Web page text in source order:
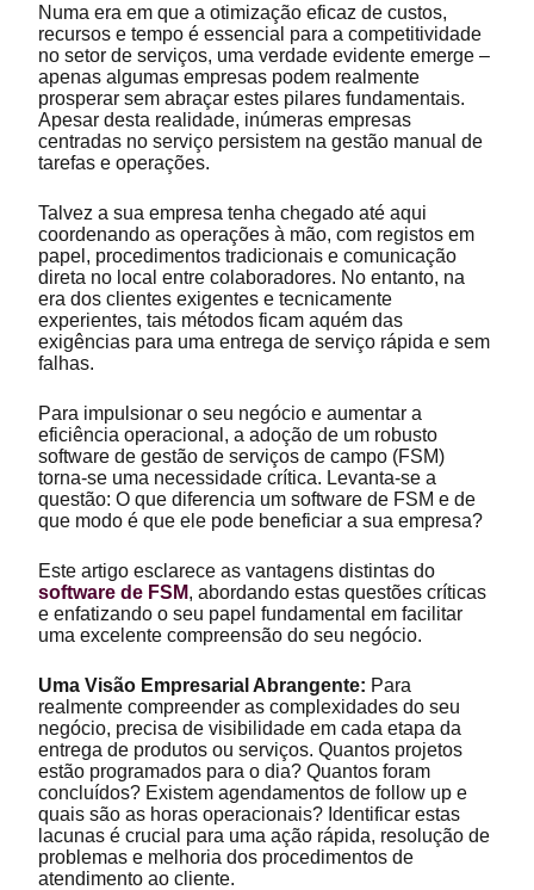
Numa era em que a otimização eficaz de custos,
recursos e tempo é essencial para a competitividade
no setor de serviços, uma verdade evidente emerge –
apenas algumas empresas podem realmente
prosperar sem abraçar estes pilares fundamentais.
Apesar desta realidade, inúmeras empresas
centradas no serviço persistem na gestão manual de
tarefas e operações.
Talvez a sua empresa tenha chegado até aqui
coordenando as operações à mão, com registos em
papel, procedimentos tradicionais e comunicação
direta no local entre colaboradores. No entanto, na
era dos clientes exigentes e tecnicamente
experientes, tais métodos ficam aquém das
exigências para uma entrega de serviço rápida e sem
falhas.
Para impulsionar o seu negócio e aumentar a
eficiência operacional, a adoção de um robusto
software de gestão de serviços de campo (FSM)
torna-se uma necessidade crítica. Levanta-se a
questão: O que diferencia um software de FSM e de
que modo é que ele pode beneficiar a sua empresa?
Este artigo esclarece as vantagens distintas do
software de FSM, abordando estas questões críticas
e enfatizando o seu papel fundamental em facilitar
uma excelente compreensão do seu negócio.
Uma Visão Empresarial Abrangente: Para
realmente compreender as complexidades do seu
negócio, precisa de visibilidade em cada etapa da
entrega de produtos ou serviços. Quantos projetos
estão programados para o dia? Quantos foram
concluídos? Existem agendamentos de follow up e
quais são as horas operacionais? Identificar estas
lacunas é crucial para uma ação rápida, resolução de
problemas e melhoria dos procedimentos de
atendimento ao cliente.